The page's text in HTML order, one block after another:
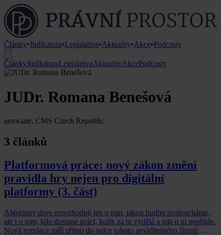
Články•Judikatura•Legislativa•Aktuality•Akce•Podcasty
ČlánkyJudikaturaLegislativaAktualityAkcePodcasty
JUDr. Romana Benešová
associate, CMS Czech Republic
3 článků
Platformová práce: nový zákon změní
pravidla hry nejen pro digitální
platformy (3. část)
Algoritmy dnes nerozhodují jen o tom, jakou hudbu posloucháme,
ale i o tom, kdo dostane práci, kolik za ni vydělá a zda o ni nepřijde.
Nová regulace míří přímo do srdce tohoto neviditelného řízení: